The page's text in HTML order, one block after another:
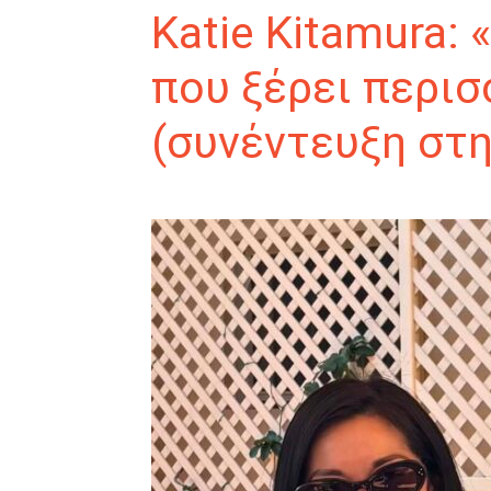
Katie Kitamura:
που ξέρει
(συνέντευξη